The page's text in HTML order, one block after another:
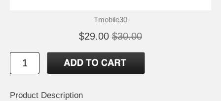
Tmobile30
$29.00 $30.00
Product Description